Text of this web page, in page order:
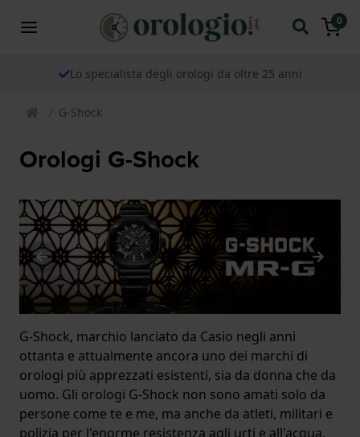
0
Lo specialista degli orologi da oltre 25 anni
G-Shock
Orologi G-Shock
G-Shock, marchio lanciato da Casio negli anni
ottanta e attualmente ancora uno dei marchi di
orologi più apprezzati esistenti, sia da donna che da
uomo. Gli orologi G-Shock non sono amati solo da
persone come te e me, ma anche da atleti, militari e
polizia per l'enorme resistenza agli urti e all'acqua,